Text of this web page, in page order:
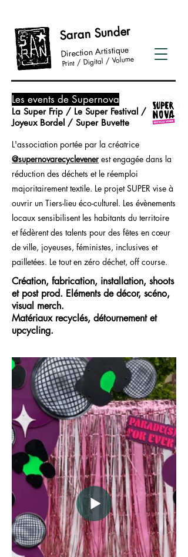
Saran Sunder
Direction Artistique
Print /Digital / Volume
Les events de Supernova
La Super Frip / Le Super Festival /
Joyeux Bordel / Super Buvette
L'association portée par la créatrice
@supernovarecyclevener est engagée dans la
réduction des déchets et le réemploi
majoritairement textile. Le projet SUPER vise à
ouvrir un Tiers-lieu éco-culturel. Les évènements
locaux sensibilisent les habitants du territoire
et fédèrent des talents pour des fêtes en cœur
de ville, joyeuses, féministes, inclusives et
pailletées. Le tout en zéro déchet, off course.
Création, fabrication, installation, shoots
et post prod. Eléments de décor, scéno,
visual merch.
Matériaux recyclés, détournement et
upcycling.